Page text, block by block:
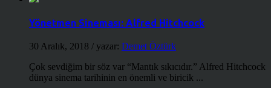
Yönetmen Sineması: Alfred Hitchcock
30 Aralık, 2018 / yazar: Demet Öztürk
Çok sevdiğim bir söz var “Mantık sıkıcıdır.” Alfred Hitchcock
dünya sinema tarihinin en önemli ve biricik ...